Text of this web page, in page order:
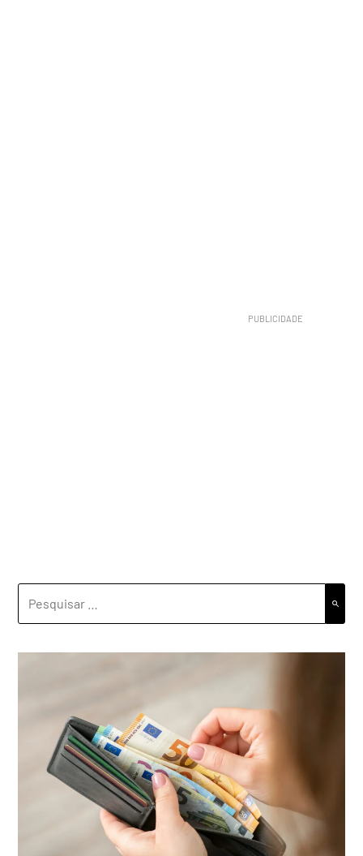
POR: